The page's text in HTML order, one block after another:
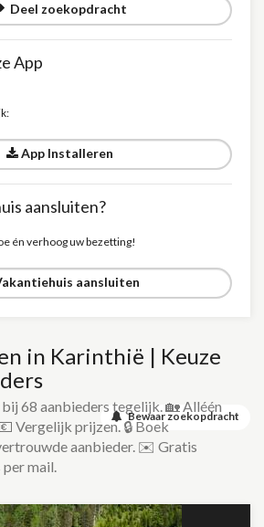
Deel zoekopdracht
App
App Installeren
aansluiten?
én verhoog uw bezetting!
aansluiten
Bewaar zoekopdracht
in Karinthië | Keuze
68 aanbieders tegelijk. 🏡 Alléén
Vergelijk prijzen. 🔒 Boek
aanbieder. ✉️ Gratis
mail.